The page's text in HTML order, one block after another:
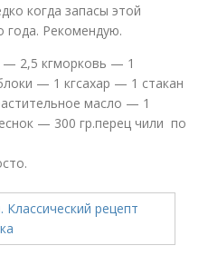
когда запасы этой
Рекомендую.
2,5 кгморковь — 1
— 1 кгсахар — 1 стакан
масло — 1
— 300 гр.перец чили по